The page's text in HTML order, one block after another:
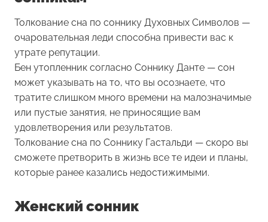
Толкование сна по соннику Духовных Символов —
очаровательная леди способна привести вас к
утрате репутации.
Бен утопленник согласно Соннику Данте — сон
может указывать на то, что вы осознаете, что
тратите слишком много времени на малозначимые
или пустые занятия, не приносящие вам
удовлетворения или результатов.
Толкование сна по Соннику Гастальди — скоро вы
сможете претворить в жизнь все те идеи и планы,
которые ранее казались недостижимыми.
Женский сонник